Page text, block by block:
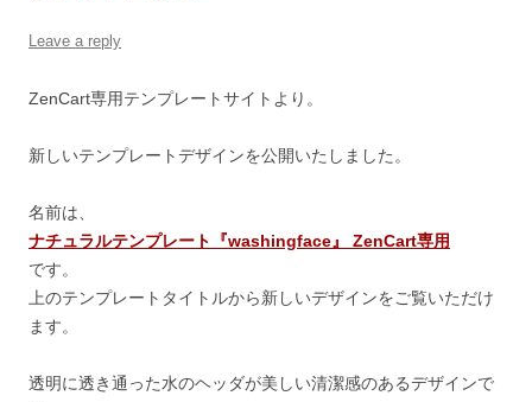
Leave a reply
ZenCart専用テンプレートサイトより。
新しいテンプレートデザインを公開いたしました。
名前は、
ナチュラルテンプレート『washingface』 ZenCart専用
です。
上のテンプレートタイトルから新しいデザインをご覧いただけ
ます。
透明に透き通った水のヘッダが美しい清潔感のあるデザインで